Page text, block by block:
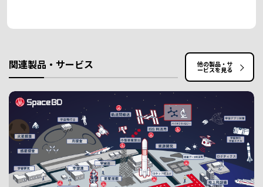
関連製品・サービス 他の製品・サ
ービスを見る